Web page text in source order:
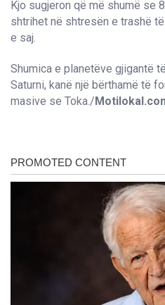
Kjo sugjeron që më shumë se
shtrihet në shtresën e trashë
e saj.
Shumica e planetëve gjigantë
Saturni, kanë një bërthamë të
masive se Toka./